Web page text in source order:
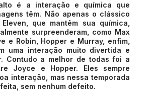
é a interação e química que
têm. Não apenas o clássico
que mantêm sua química,
surpreenderam, como Max
e Robin, Hopper e Murray, enfim,
uma interação muito divertida e
Contudo a melhor de todas foi a
Joyce e Hopper. Eles sempre
interação, mas nessa temporada
sem nenhum defeito.